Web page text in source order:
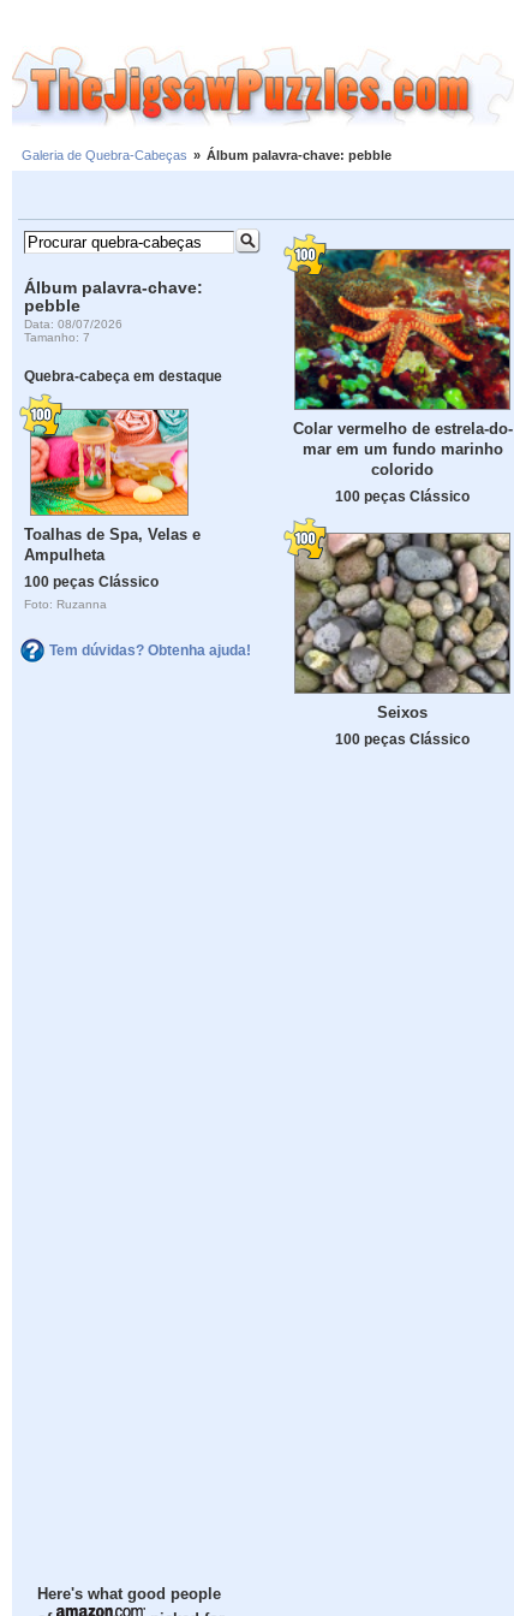
Galeria de Quebra-Cabeças » Álbum palavra-chave: pebble
Álbum palavra-chave:
pebble
Data: 08/07/2026
Tamanho: 7
Quebra-cabeça em destaque
Toalhas de Spa, Velas e
Ampulheta
100 peças Clássico
Foto: Ruzanna
Tem dúvidas? Obtenha ajuda!
Here's what good people
Colar vermelho de estrela-do-
mar em um fundo marinho
colorido
100 peças Clássico
Seixos
100 peças Clássico